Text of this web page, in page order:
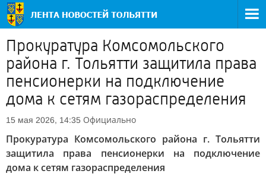
Прокуратура Комсомольского
района г. Тольятти защитила права
пенсионерки на подключение
дома к сетям газораспределения
15 мая 2026, 14:35 Официально
Прокуратура Комсомольского района г. Тольятти
защитила права пенсионерки на подключение
дома к сетям газораспределения